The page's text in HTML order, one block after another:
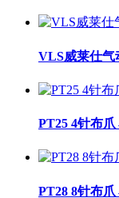
VLS威莱仕气
PT25 4针布爪
PT28 8针布爪